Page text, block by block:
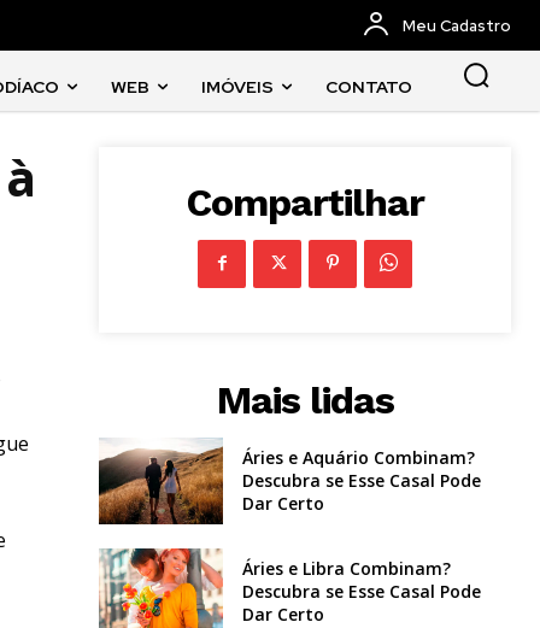
Meu Cadastro
WEB IMÓVEIS CONTATO
Compartilhar
Mais lidas
Áries e Aquário Combinam?
Descubra se Esse Casal Pode
Dar Certo
Áries e Libra Combinam?
Descubra se Esse Casal Pode
Dar Certo